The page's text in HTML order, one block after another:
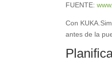
FUENTE:
Con
antes de la